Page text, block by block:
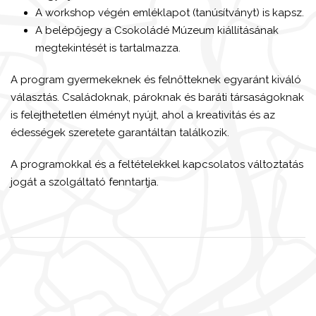
A workshop végén emléklapot (tanúsítványt) is kapsz.
A belépőjegy a Csokoládé Múzeum kiállításának
megtekintését is tartalmazza.
A program gyermekeknek és felnőtteknek egyaránt kiváló
választás. Családoknak, pároknak és baráti társaságoknak
is felejthetetlen élményt nyújt, ahol a kreativitás és az
édességek szeretete garantáltan találkozik.
A programokkal és a feltételekkel kapcsolatos változtatás
jogát a szolgáltató fenntartja.